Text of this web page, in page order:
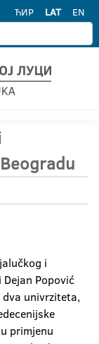
ЋИР LAT EN
i
Popović
univrziteta,
primjenu